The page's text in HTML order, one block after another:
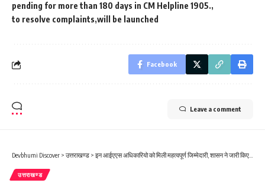
pending for more than 180 days in CM Helpline 1905.
to resolve complaints will be launched
Facebook
Leave a comment
Devbhumi Discover > उत्तराखण्ड > इन आईएएस अधिकारियो को मिली महत्वपूर्ण जिम्मेदारी, शासन ने जारी किए महत्वपूर्ण लिस्ट
उत्तराखण्ड